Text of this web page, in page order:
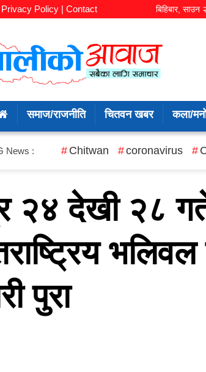
Privacy Policy | Contact बिहिबार, साउन
समाज/राजनीति चितवन खबर कला/
News : Chitwan coronavirus
२४ देखी २८
भलिवल
पुरा